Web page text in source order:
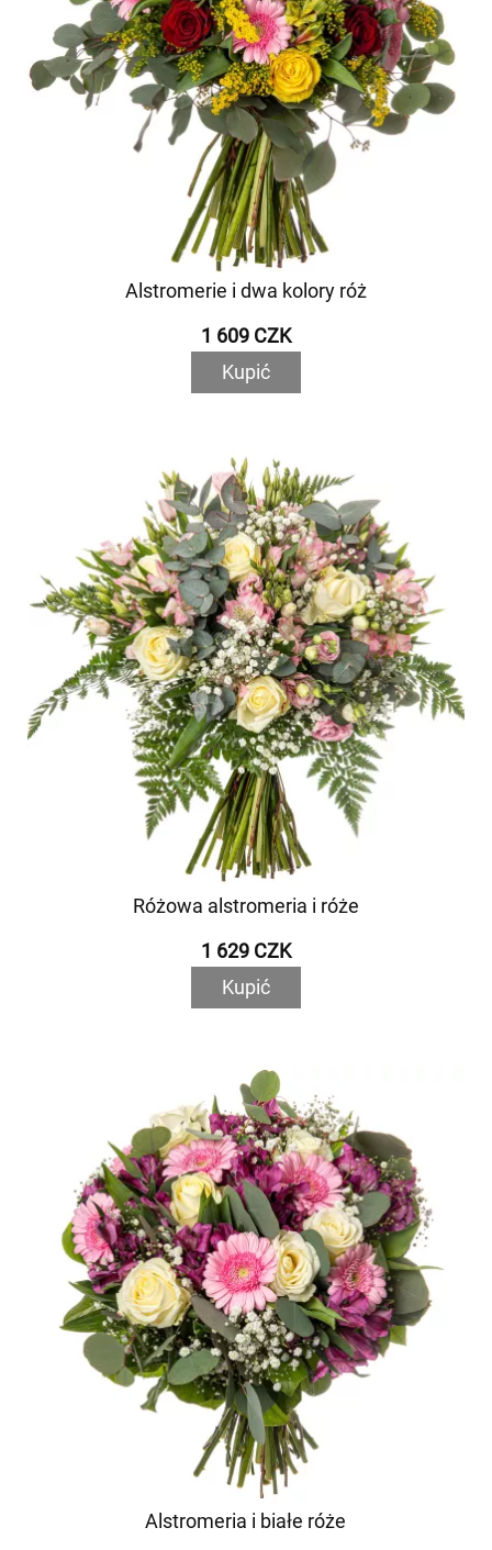
Alstromerie i dwa kolory róż
1 609 CZK
Kupić
Różowa alstromeria i róże
1 629 CZK
Kupić
Alstromeria i białe róże